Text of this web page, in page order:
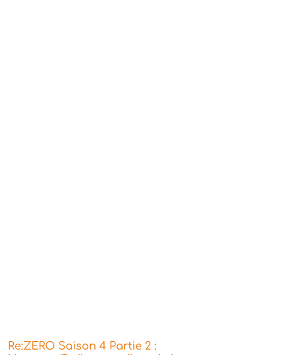
Re:ZERO Saison 4 Partie 2 :